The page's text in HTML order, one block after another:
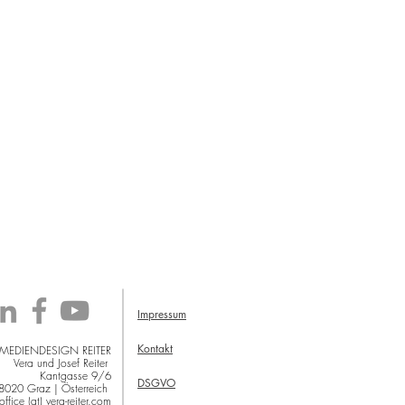
REITER
Vera und Josef Reiter
Kantgasse 9/6
8020 Graz | Österreich
office (at) vera-reiter.com
Impressum
Kontakt
DSGVO